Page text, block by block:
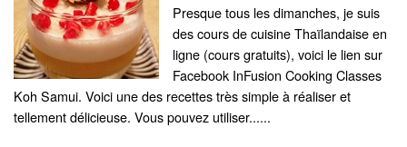
Presque tous les dimanches, je suis
des cours de cuisine Thaïlandaise en
ligne (cours gratuits), voici le lien sur
Facebook InFusion Cooking Classes
Koh Samui. Voici une des recettes très simple à réaliser et
tellement délicieuse. Vous pouvez utiliser......